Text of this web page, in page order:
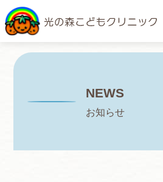
NEWS
お知らせ